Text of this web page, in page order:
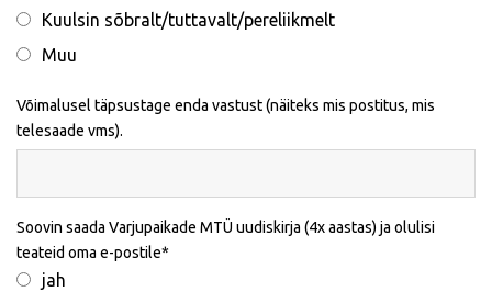
Kuulsin sõbralt/tuttavalt/pereliikmelt
Muu
Võimalusel täpsustage enda vastust (näiteks mis postitus, mis
telesaade vms).
Soovin saada Varjupaikade MTÜ uudiskirja (4x aastas) ja olulisi
teateid oma e-postile
jah